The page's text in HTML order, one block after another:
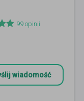
99 opinii
wiadomość